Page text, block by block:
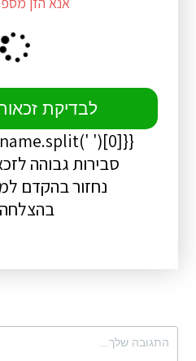
לבדיקת
סבירות גבוהה
נחזור בהקדם
בהצלחה